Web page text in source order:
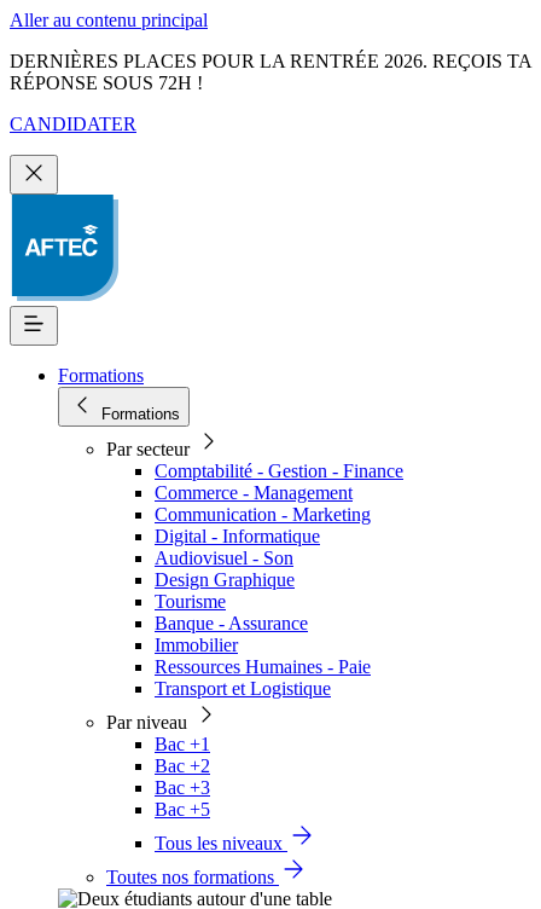
Aller au contenu principal
DERNIÈRES PLACES POUR LA RENTRÉE 2026. REÇOIS TA
RÉPONSE SOUS 72H !
CANDIDATER
Formations
Formations
Par secteur
Comptabilité - Gestion - Finance
Commerce - Management
Communication - Marketing
Digital - Informatique
Audiovisuel - Son
Design Graphique
Tourisme
Banque - Assurance
Immobilier
Ressources Humaines - Paie
Transport et Logistique
Par niveau
Bac +1
Bac +2
Bac +3
Bac +5
Tous les niveaux
Toutes nos formations